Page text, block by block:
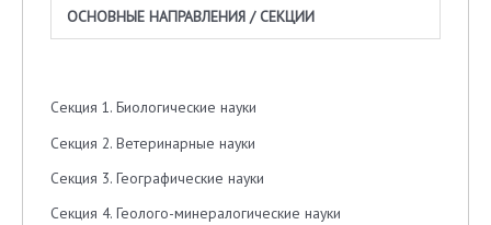
ОСНОВНЫЕ НАПРАВЛЕНИЯ / СЕКЦИИ
Секция 1. Биологические науки
Секция 2. Ветеринарные науки
Секция 3. Географические науки
Секция 4. Геолого-минералогические науки